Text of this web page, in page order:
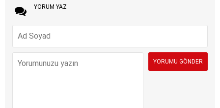
YORUM YAZ